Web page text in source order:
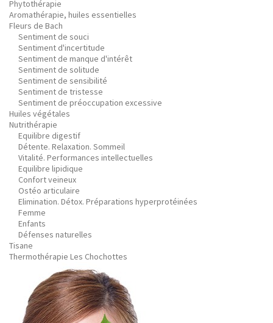
Phytothérapie
Aromathérapie, huiles essentielles
Fleurs de Bach
Sentiment de souci
Sentiment d'incertitude
Sentiment de manque d'intérêt
Sentiment de solitude
Sentiment de sensibilité
Sentiment de tristesse
Sentiment de préoccupation excessive
Huiles végétales
Nutrithérapie
Equilibre digestif
Détente. Relaxation. Sommeil
Vitalité. Performances intellectuelles
Equilibre lipidique
Confort veineux
Ostéo articulaire
Elimination. Détox. Préparations hyperprotéinées
Femme
Enfants
Défenses naturelles
Tisane
Thermothérapie Les Chochottes